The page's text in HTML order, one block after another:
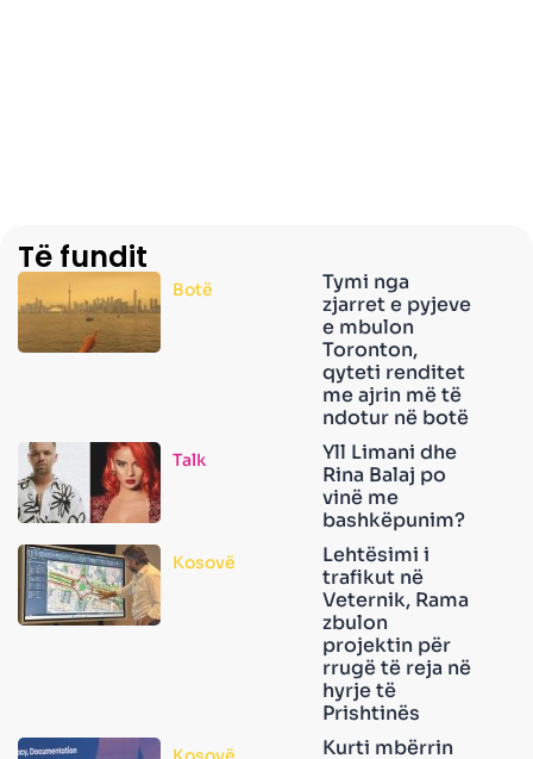
Të fundit
Botë
Tymi nga
zjarret e pyjeve
e mbulon
Toronton,
qyteti renditet
me ajrin më të
ndotur në botë
Talk
Yll Limani dhe
Rina Balaj po
vinë me
bashkëpunim?
Kosovë
Lehtësimi i
trafikut në
Veternik, Rama
zbulon
projektin për
rrugë të reja në
hyrje të
Prishtinës
Kurti mbërrin